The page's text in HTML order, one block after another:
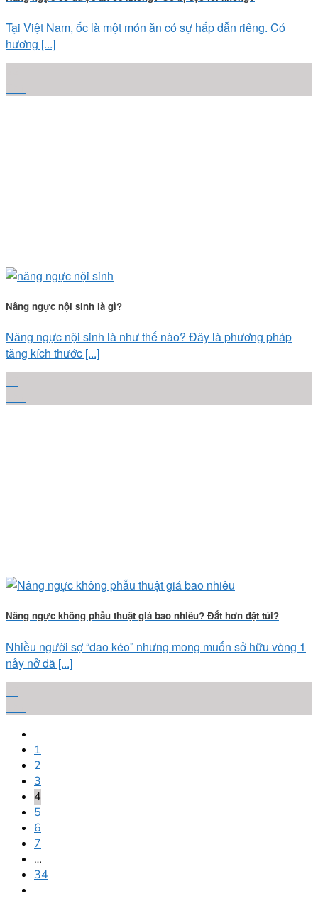
Tại Việt Nam, ốc là một món ăn có sự hấp dẫn riêng. Có
hương [...]
Nâng ngực nội sinh là gì?
Nâng ngực nội sinh là như thế nào? Đây là phương pháp
tăng kích thước [...]
Nâng ngực không phẫu thuật giá bao nhiêu? Đắt hơn đặt túi?
Nhiều người sợ “dao kéo” nhưng mong muốn sở hữu vòng 1
nảy nở đã [...]
1
2
3
4
5
6
7
…
34